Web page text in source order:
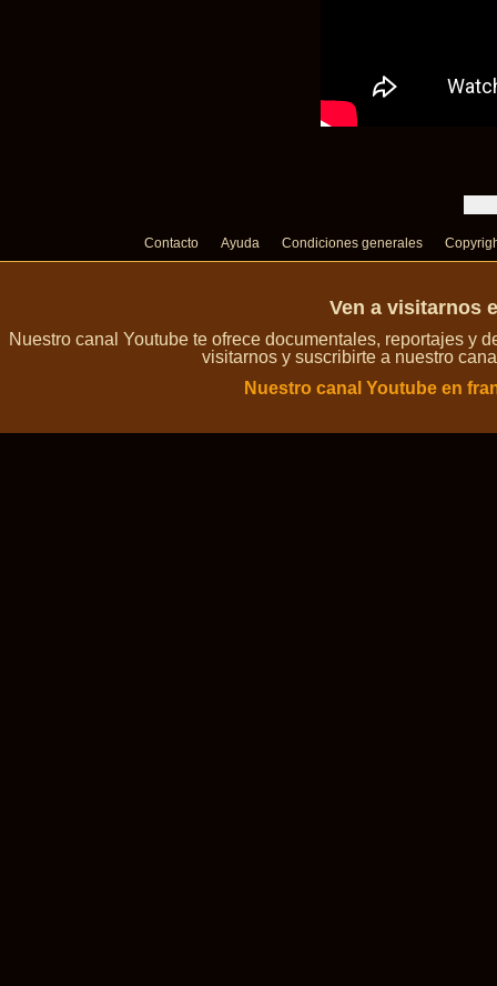
Contacto Ayuda Condiciones generales
Ven a visitarnos
Nuestro canal Youtube te ofrece documentales, reportajes y
visitarnos y suscribirte a nuestro
Nuestro canal Youtube en